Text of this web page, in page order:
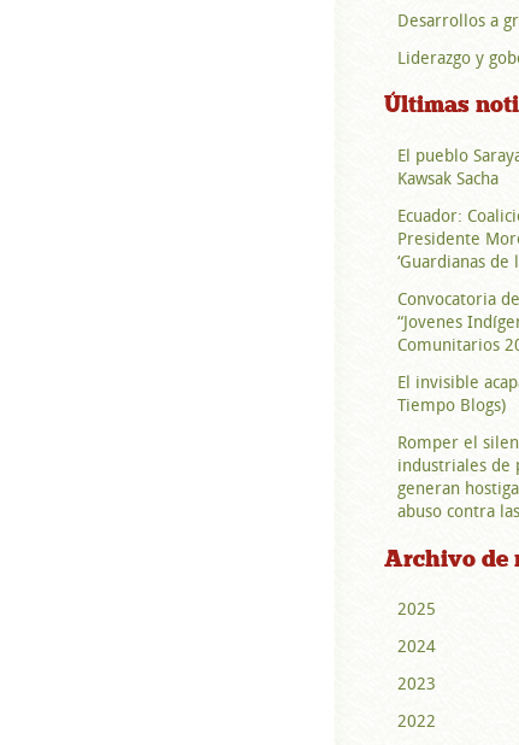
Desarrollos a
Liderazgo y
Últimas
El pueblo
Kawsak Sacha
Ecuador:
Presidente
‘Guardianas de
Convocatoria
“Jovenes
Comunitarios
El invisible
Tiempo Blogs)
Romper el
industriales de
generan
abuso contra
Archivo de
2025
2024
2023
2022